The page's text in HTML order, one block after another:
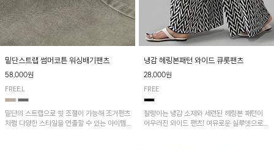
밑단스트랩 썸머코튼 워싱배기팬츠
58,000원
FREE,L
밑단의 스트랩으로 핏 조절이 가능해 조거팬츠
처럼 다양한 스타일을 연출할 수 있는 아이템!
냉감 헤링본패턴 와이드 큐롯팬츠
28,000원
FREE
찰랑이는 냉감 소재와 세련된 헤링본 패턴이
어우러진 와이드 팬츠! 여유로운 실루엣으로